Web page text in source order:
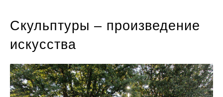
Скульптуры – произведение
искусства